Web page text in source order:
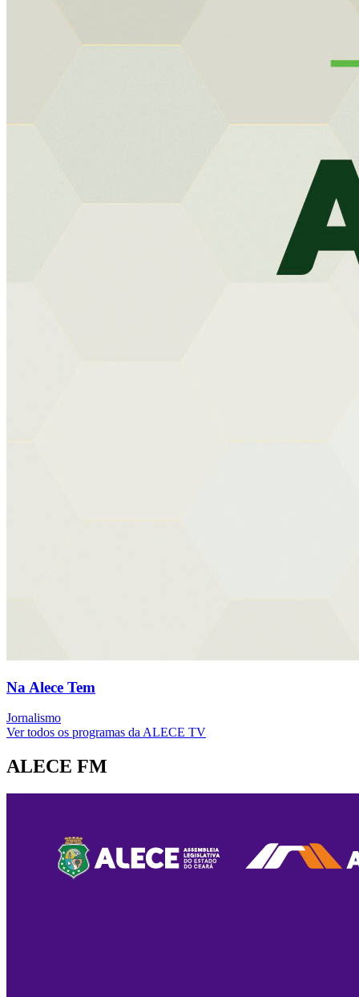
Na Alece Tem
Jornalismo
Ver todos os programas da ALECE TV
ALECE FM